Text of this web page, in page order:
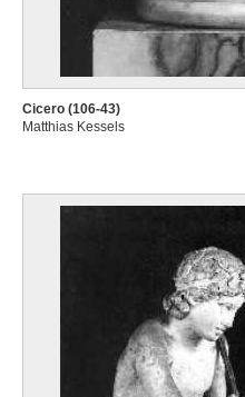
Cicero (106-43)
Matthias Kessels